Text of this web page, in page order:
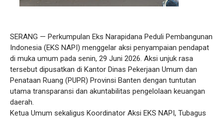
​SERANG — Perkumpulan Eks Narapidana Peduli Pembangunan
Indonesia (EKS NAPI) menggelar aksi penyampaian pendapat
di muka umum pada senin, 29 Juni 2026. Aksi unjuk rasa
tersebut dipusatkan di Kantor Dinas Pekerjaan Umum dan
Penataan Ruang (PUPR) Provinsi Banten dengan tuntutan
utama transparansi dan akuntabilitas pengelolaan keuangan
daerah.
​Ketua Umum sekaligus Koordinator Aksi EKS NAPI, Tubagus